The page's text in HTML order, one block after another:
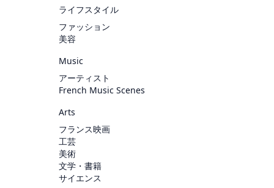
ライフスタイル
ファッション
美容
Music
アーティスト
French Music Scenes
Arts
フランス映画
工芸
美術
文学・書籍
サイエンス